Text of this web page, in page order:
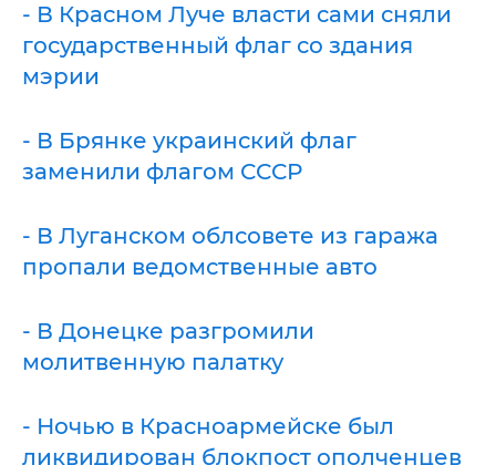
- В Красном Луче власти сами сняли
государственный флаг со здания
мэрии
- В Брянке украинский флаг
заменили флагом СССР
- В Луганском облсовете из гаража
пропали ведомственные авто
- В Донецке разгромили
молитвенную палатку
- Ночью в Красноармейске был
ликвидирован блокпост ополченцев